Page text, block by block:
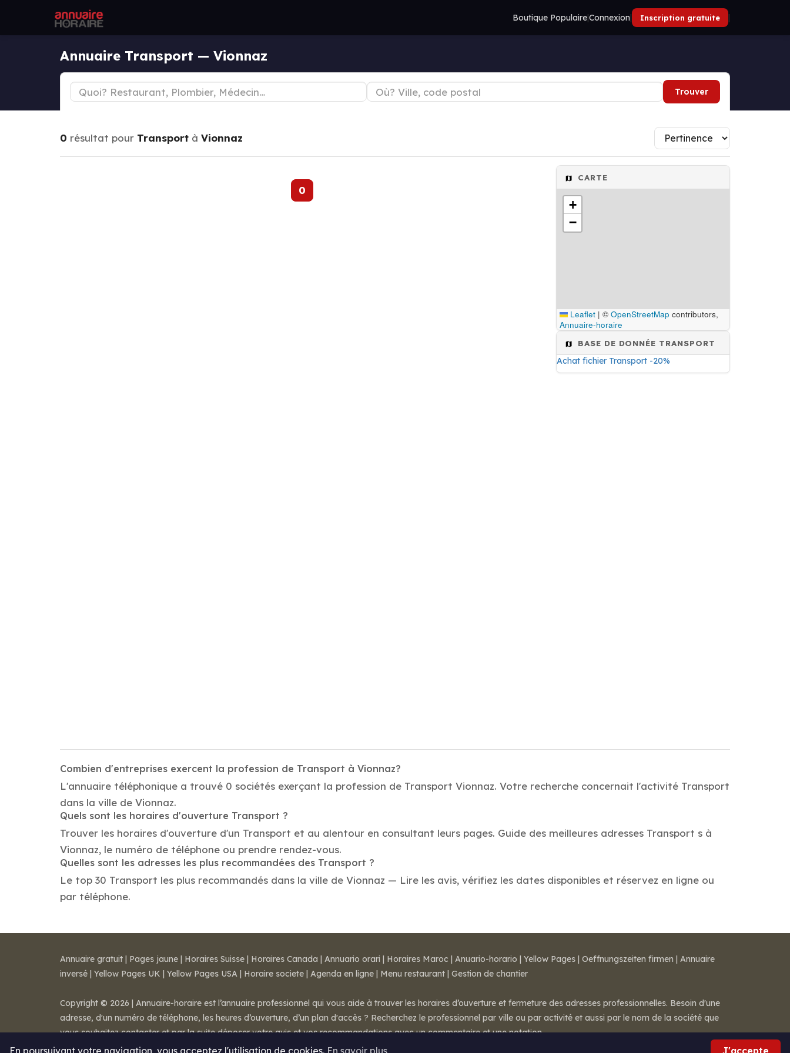
Boutique Populaire|Connexion| Inscription gratuite |
Annuaire Transport — Vionnaz
Trouver
0 résultat pour Transport à Vionnaz
0
CARTE
+
−
Leaflet | © OpenStreetMap contributors,
Annuaire-horaire
BASE DE DONNÉE TRANSPORT
Achat fichier Transport -20%
Combien d'entreprises exercent la profession de Transport à Vionnaz?
L'annuaire téléphonique a trouvé 0 sociétés exerçant la profession de Transport Vionnaz. Votre recherche concernait l'activité Transport
dans la ville de Vionnaz.
Quels sont les horaires d'ouverture Transport ?
Trouver les horaires d'ouverture d'un Transport et au alentour en consultant leurs pages. Guide des meilleures adresses Transport s à
Vionnaz, le numéro de téléphone ou prendre rendez-vous.
Quelles sont les adresses les plus recommandées des Transport ?
Le top 30 Transport les plus recommandés dans la ville de Vionnaz — Lire les avis, vérifiez les dates disponibles et réservez en ligne ou
par téléphone.
En poursuivant votre navigation, vous acceptez l'utilisation de cookies. En savoir plus J'accepte
Annuaire gratuit | Pages jaune | Horaires Suisse | Horaires Canada | Annuario orari | Horaires Maroc | Anuario-horario | Yellow Pages | Oeffnungszeiten firmen | Annuaire
inversé | Yellow Pages UK | Yellow Pages USA | Horaire societe | Agenda en ligne | Menu restaurant | Gestion de chantier
Copyright © 2026 | Annuaire-horaire est l’annuaire professionnel qui vous aide à trouver les horaires d’ouverture et fermeture des adresses professionnelles. Besoin d'une
adresse, d'un numéro de téléphone, les heures d’ouverture, d’un plan d'accès ? Recherchez le professionnel par ville ou par activité et aussi par le nom de la société que
vous souhaitez contacter et par la suite déposer votre avis et vos recommandations avec un commentaire et une notation.
Mentions légales-Conditions de ventes- Contact